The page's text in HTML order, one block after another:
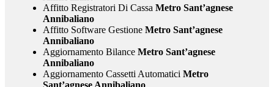
Affitto Registratori Di Cassa Metro Sant’agnese
Annibaliano
Affitto Software GestioneMetro Sant’agnese
Annibaliano
Aggiornamento BilanceMetro Sant’agnese
Annibaliano
Aggiornamento Cassetti Automatici Metro